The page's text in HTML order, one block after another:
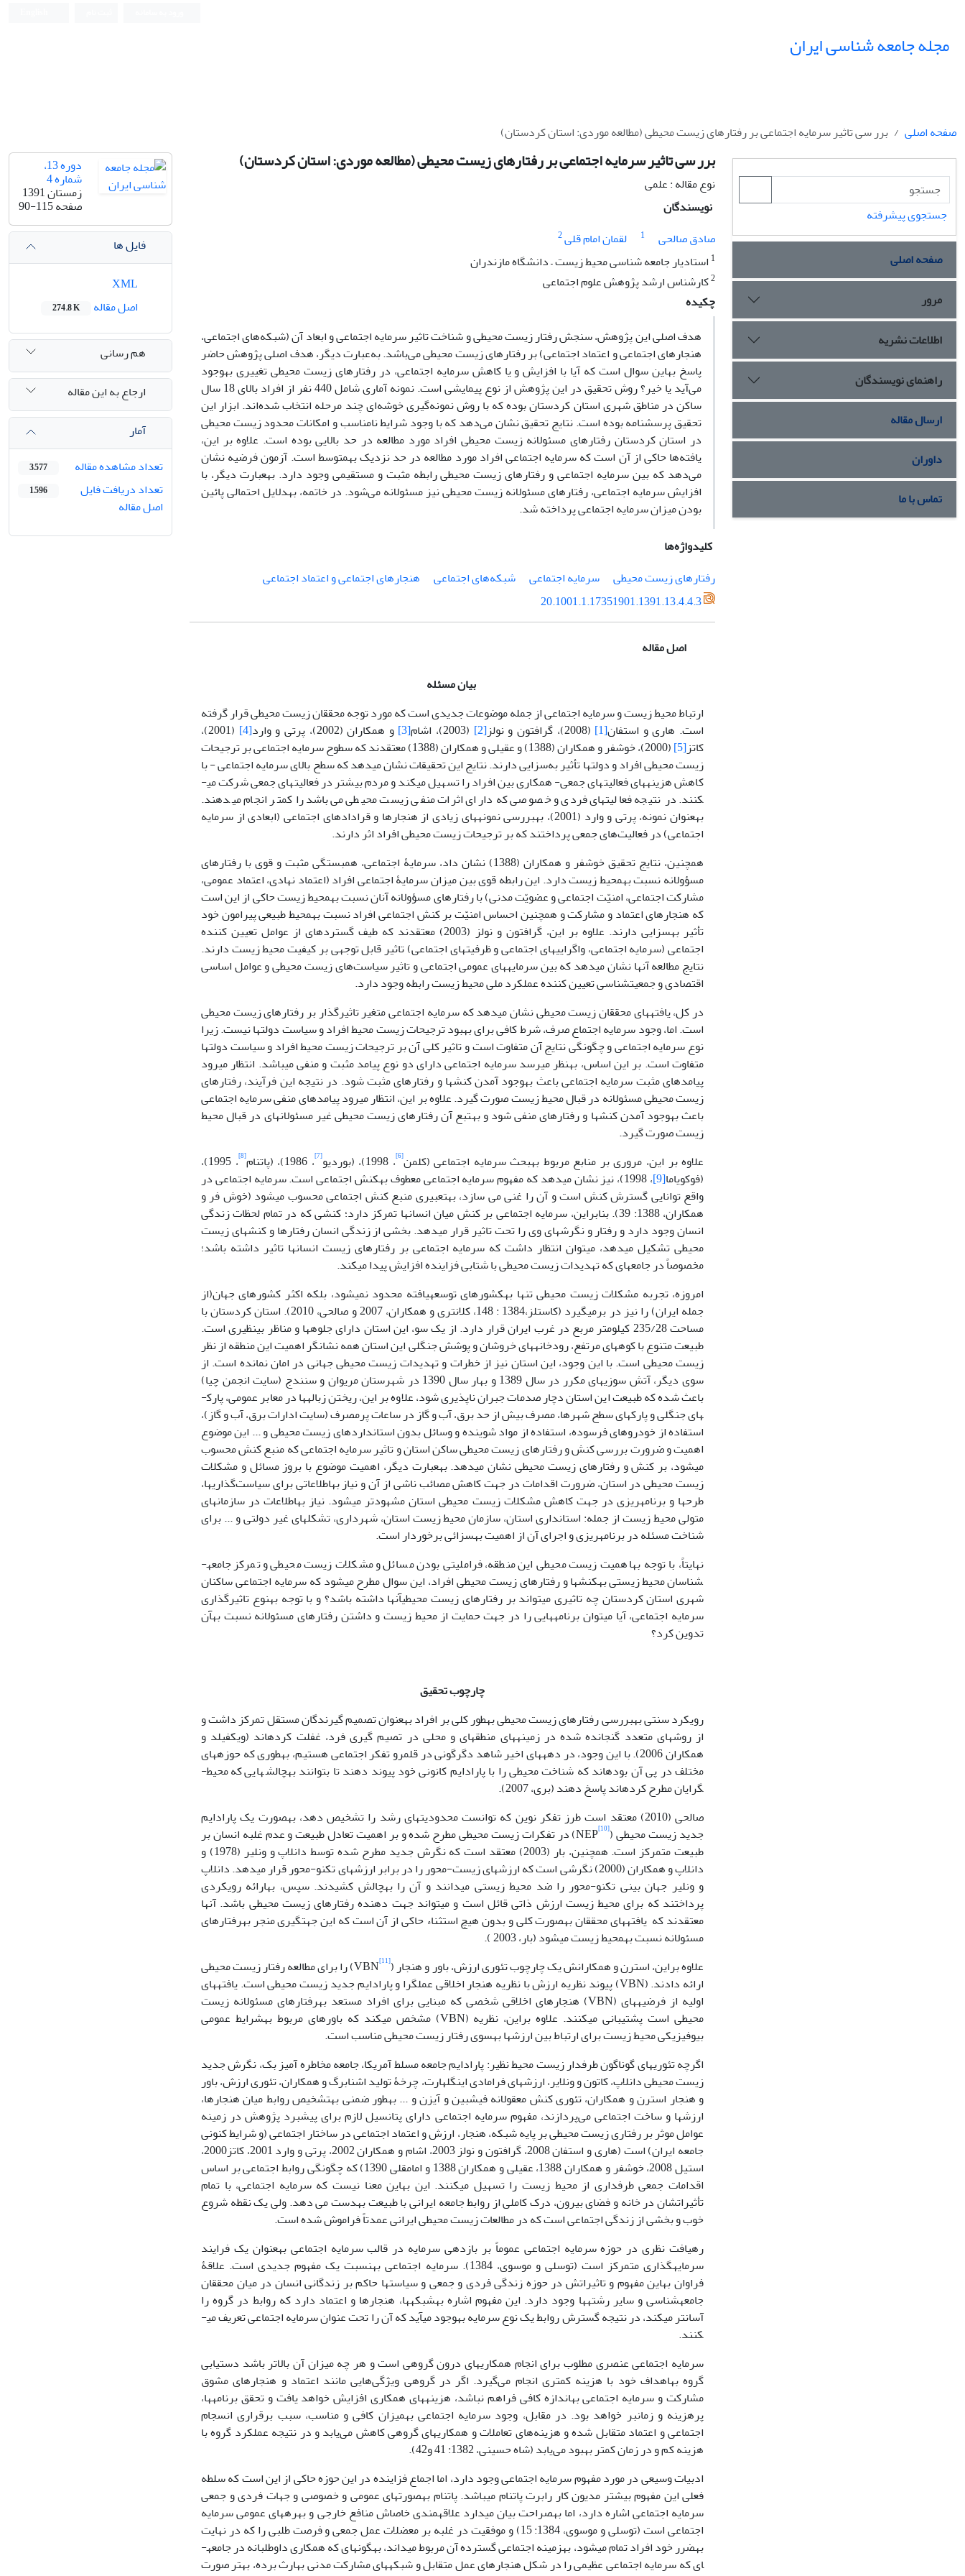
مجله جامعه شناسی ایران
صفحه اصلی برر سی تاثیر سرمایه اجتماعی بر رفتارهای زیست محیطی (مطالعه موردی: استان کردستان)
برر سی تاثیر سرمایه اجتماعی بر رفتارهای زیست محیطی (مطالعه موردی: استان کردستان)
نوع مقاله : علمی
نویسندگان
صادق صالحی
1 لقمان امام قلی2
1 استادیار جامعه شناسی محیط زیست – دانشگاه مازندران
2کارشناس ارشد پژوهش علوم اجتماعی
چکیده
هدف اصلی این پژوهش، سنجش رفتار زیست محیطی و شناخت تاثیر سرمایه اجتماعی و ابعاد آن (شبکه‌های اجتماعی،
هنجارهای اجتماعی و اعتماد اجتماعی) بر رفتارهای زیست محیطی می‌باشد. به‌عبارت دیگر، هدف اصلی پژوهش حاضر
پاسخ به‎این سوال است که آیا با افزایش و یا کاهش سرمایه اجتماعی، در رفتارهای زیست محیطی تغییری به‎وجود
می‌آید یا خیر؟ روش تحقیق در این پژوهش از نوع پیمایشی است. نمونه آماری شامل 440 نفر از افراد بالای 18 سال
ساکن در مناطق شهری استان کردستان بوده که با روش نمونه‌گیری خوشه‌ای چند مرحله انتخاب شده‌اند. ابزار این
تحقیق پرسش‎نامه بوده است. نتایج تحقیق نشان می‌دهد که با وجود شرایط نامناسب و امکانات محدود زیست محیطی
در استان کردستان رفتارهای مسئولانه زیست محیطی افراد مورد مطالعه در حد بالایی بوده‌ است. علاوه بر این،
یافته‌ها حاکی از آن است که سرمایه اجتماعی افراد مورد مطالعه در حد نزدیک به‎متوسط است. آزمون فرضیه نشان
می‌دهد که بین سرمایه اجتماعی و رفتارهای زیست محیطی رابطه مثبت و مستقیمی وجود دارد. به‎عبارت دیگر، با
افزایش سرمایه اجتماعی، رفتارهای مسئولانه زیست محیطی نیز مسئولانه می‌شود. در خاتمه، به‎دلایل احتمالی پائین
بودن میزان سرمایه اجتماعی پرداخته شد.
کلیدواژه‌ها
رفتارهای زیست محیطی
سرمایه اجتماعی شبکه‌های اجتماعی
هنجارهای اجتماعی و اعتماد اجتماعی
20.1001.1.17351901.1391.13.4.4.3
اصل مقاله
بیان مسئله
ارتباط محیط زیست و سرمایه اجتماعی از جمله موضوعات جدیدی است که مورد توجه محققان زیست محیطی قرار گرفته
است. هاری و استفان[1] (2008)، گرافتون و نولز [2] (2003)، اشام [3] و همکاران (2002)، پرتی و وارد [4]
(2001)،
کاتز[5]
(2000)، خوش­فر و همکاران (1388) و عقیلی و همکاران (1388) معتقدند که سطوح سرمایه اجتماعی بر ترجیحات
زیست محیطی افراد و دولت­ها تأثیر به‌سزایی دارند. نتایج این تحقیقات نشان می­دهد که سطح بالای سرمایه اجتماعی - با
کاهش هزینه‍های فعالیت­های جمعی- همکاری بین افراد را تسهیل می­کند و مردم بیشتر در فعالیت­های جمعی شرکت می­
کنند. در نتیجه فعالیت­های فردی و خصوصی که دارای اثرات منفی زیست محیطی می‌باشد را کمتر انجام می­دهند.
به‎عنوان نمونه، پرتی و وارد (2001)، به‎بررسی نمونه­های زیادی از هنجارها و قرادادهای اجتماعی (ابعادی از سرمایه
اجتماعی) در فعالیت‌های جمعی پرداختند که بر ترجیحات زیست محیطی افراد اثر دارند.
همچنین، نتایج تحقیق خوش­فر و همکاران (1388) نشان داد، سرمایۀ اجتماعی، همبستگی مثبت و قوی با رفتارهای
مسؤولانه نسبت به‎محیط زیست دارد. این رابطه قوی بین میزان سرمایۀ اجتماعی افراد (اعتماد نهادی، اعتماد عمومی،
مشارکت اجتماعی، امنیّت اجتماعی و عضویّت مدنی) با رفتارهای مسؤولانه آنان نسبت به‎محیط زیست حاکی از این است
که هنجارهای اعتماد و مشارکت و همچنین احساس امنیّت بر کنش اجتماعی افراد نسبت به‎محیط طبیعی پیرامون خود
تأثیر به‎سزایی دارند. علاوه بر این، گرافتون و نولز (2003) معتقدند که طیف گسترده­ای از عوامل تعیین کننده
اجتماعی (سرمایه اجتماعی، واگرایی­های اجتماعی و ظرفیت­های اجتماعی) تاثیر قابل توجهی بر کیفیت محیط زیست دارند.
نتایج مطالعه آن‎ها نشان می­دهد که بین سرمایه­های عمومی اجتماعی و تاثیر سیاست‌های زیست محیطی و عوامل اساسی
اقتصادی و جمعیت­شناسی تعیین کننده عملکرد ملی محیط زیست رابطه وجود دارد.
در کل، یافته­های محققان زیست محیطی نشان می­دهد که سرمایه اجتماعی متغیر تاثیرگذار بر رفتارهای زیست محیطی
است. اما، وجود سرمایه اجتماع صرف، شرط کافی برای بهبود ترجیحات زیست محیط افراد و سیاست دولت­ها نیست. زیرا
نوع سرمایه اجتماعی و چگونگی نتایج آن متفاوت است و تاثیر کلی آن بر ترجیحات زیست محیط افراد و سیاست دولت­ها
متفاوت است. بر این اساس، به‎نظر می­رسد سرمایه اجتماعی دارای دو نوع پیامد مثبت و منفی می­باشد. انتظار می­رود
پیامدهای مثبت سرمایه اجتماعی باعث به‎وجود آمدن کنش­ها و رفتارهای مثبت ­شود. در نتیجه این فرآیند، رفتارهای
زیست محیطی مسئولانه در قبال محیط زیست صورت گیرد. علاوه بر این، انتظار می­رود پیامدهای منفی سرمایه اجتماعی
باعث به­وجود آمدن کنش­ها و رفتارهای منفی ­شود و به‎تبع آن رفتارهای زیست محیطی غیر مسئولانه­ای در قبال محیط
زیست صورت گیرد.
علاوه بر این، مروری بر منابع مربوط به‎بحث سرمایه اجتماعی (کلمن
[6] ، 1998)، (بوردیو [7] ، 1986)، (پاتنام [8]
، 1995)،
(فوکویاما[9]
، 1998)، نیز نشان می­دهد که مفهوم سرمایه اجتماعی معطوف به‎کنش اجتماعی است. سرمایه اجتماعی در
واقع توانایی گسترش کنش است و آن را غنی می سازد، به‎تعبیری منبع کنش اجتماعی محسوب می­شود (خوش فر و
همکاران، 1388: 39). بنابراین، سرمایه اجتماعی بر کنش میان انسان­ها تمرکز دارد؛ کنشی که در تمام لحظات زندگی
انسان وجود دارد و رفتار و نگرش­های وی را تحت تاثیر قرار می­دهد. بخشی از زندگی انسان رفتارها و کنش­های زیست
محیطی تشکیل می­دهد، می­توان انتظار داشت که سرمایه اجتماعی بر رفتارهای زیست انسان­ها تاثیر داشته باشد؛
مخصوصاً در جامعه­ای که تهدیدات زیست محیطی با شتابی فزاینده افزایش پیدا می­کند.
امروزه، تجربه مشکلات زیست محیطی تنها به‎کشورهای توسعه­یافته محدود نمی­شود، بلکه اکثر کشورهای جهان(از
جمله ایران) را نیز در بر­می­گیرد (کاستلز،1384 : 148، کلانتری و همکاران، 2007 و صالحی، 2010). استان کردستان با
مساحت 235/28 کیلومتر مربع در غرب ایران قرار دارد. از یک سو، این استان دارای جلوه­ها و مناظر بی­نظیری است.
طبیعت متنوع با کوه­های مرتفع، رودخانه­های خروشان و پوشش جنگلی این استان همه نشانگر اهمیت این منطقه از نظر
زیست محیطی است. با این وجود، این استان نیز از خطرات و تهدیدات زیست محیطی جهانی در امان نمانده است. از
سوی دیگر، آتش سوزی­های مکرر در سال 1389 و بهار سال 1390 در شهرستان مریوان و سنندج (سایت انجمن چیا)
باعث شده که طبیعت این استان دچار صدمات جبران ناپذیری شود، علاوه بر این، ریختن زباله­ها در معابر عمومی، پارک­
های جنگلی و پارک­های سطح شهرها، مصرف بیش از حد برق، آب و گاز در ساعات پرمصرف (سایت ادارات برق، آب و گاز)،
استفاده از خودروهای فرسوده، استفاده از مواد شوینده و وسائل بدون استانداردهای زیست محیطی و ... این موضوع
اهمیت و ضرورت بررسی کنش و رفتارهای زیست محیطی ساکن استان و تاثیر سرمایه اجتماعی که منبع کنش محسوب
می­شود، بر کنش و رفتارهای زیست محیطی نشان می­دهد. به‎عبارت دیگر، اهمیت موضوع با بروز مسائل و مشکلات
زیست محیطی در استان، ضرورت اقدامات در جهت کاهش مصائب ناشی از آن و نیاز به‎اطلاعاتی برای سیاست‌گذاری­ها،
طرح­ها و برنامه­ریزی در جهت کاهش مشکلات زیست محیطی استان مشهود­تر می­شود. نیاز به‎اطلاعات در سازمان­های
متولی محیط زیست از جمله: استانداری استان، سازمان محیط زیست استان، شهرداری، تشکل­های غیر دولتی و ... برای
شناخت مسئله در برنامه­ریزی و اجرای آن از اهمیت به­سزائی برخوردار است.
نهایتاً، با توجه به‎اهمیت زیست محیطی این منطقه، فراملیتی بودن مسائل و مشکلات زیست محیطی و تمرکز جامعه­
شناسان محیط زیستی به‎کنش­ها و رفتارهای زیست محیطی افراد، این سوال مطرح می­شود که سرمایه اجتماعی ساکنان
شهری استان کردستان چه تاثیری می­تواند بر رفتارهای زیست محیطیآن‎ها داشته باشد؟ و با توجه به‎نوع تاثیرگذاری
سرمایه اجتماعی، آیا می­توان برنامه­هایی را در جهت حمایت از محیط زیست و داشتن رفتارهای مسئولانه نسبت به‎آن
تدوین کرد؟
چارچوب تحقیق
رویکرد سنتی به‎بررسی رفتارهای زیست محیطی به‎طور کلی بر افراد به‎عنوان تصمیم گیرندگان مستقل تمرکز داشت و
از روش­های متعدد گنجانده شده در زمینه­های منطقه­ای و محلی در تصیم گیری فرد، غفلت کرده­اند (ویکفیلد و
همکاران 2006). با این وجود، در دهه­های اخیر شاهد دگرگونی در قلمرو تفکر اجتماعی هستیم، به­طوری که حوزه­های
مختلف در پی آن بوده­اند که شناخت محیطی را با پارادایم کانونی خود پیوند دهند تا بتوانند به‎چالش­هایی که محیط­
گرایان مطرح کرده­اند پاسخ دهند (بری، 2007).
صالحی (2010) معتقد است طرز تفکر نوین که توانست محدودیت­های رشد را تشخیص دهد، به‎صورت یک پارادایم
جدید زیست محیطی (NEP[10]
) در تفکرات زیست محیطی مطرح شده و بر اهمیت تعادل طبیعت و عدم غلبه انسان بر
طبیعت متمرکز است. همچنین، بار (2003) معتقد است که نگرش­ جدید مطرح شده توسط دانلاپ و ون­لیر (1978) و
دانلاپ و همکاران (2000) نگرشی است که ارزش­های زیست-محور را در برابر ارزش­های تکنو-محور قرار می­دهد. دانلاپ
و ون­لیر جهان بینی تکنو-محور را ضد محیط زیستی می­دانند و آن را به‎چالش کشیدند. سپس، به‎ارائه رویکردی
پرداختند که برای محیط زیست ارزش ذاتی قائل است و می­تواند جهت دهنده رفتارهای زیست محیطی باشد. آن‎ها
معتقدند که یافته­های محققان به‎صورت کلی و بدون هیچ استثناء حاکی از آن است که این جهت­گیری منجر به‎رفتارهای
مسئولانه نسبت به‎محیط زیست می­شود (بار، 2003 ).
علاوه براین، استرن و همکارانش یک چارچوب تئوری ارزش، باور و هنجار ([11]
VBN) را برای مطالعه رفتار زیست محیطی
ارائه دادند. (VBN) پیوند نظریه ارزش با نظریه هنجار اخلاقی عمل­گرا و پارادایم جدید زیست محیطی است. یافته­های
اولیه از فرضیه­های (VBN) هنجارهای اخلاقی شخصی که مبنایی برای افراد مستعد به‎رفتارهای مسئولانه زیست
محیطی است پشتیبانی می­کنند. علاوه براین، نظریه (VBN) مشخص می­کند که باورهای مربوط به‎شرایط عمومی
بیوفیزیکی محیط زیست برای ارتباط بین ارزش­ها به‎سوی رفتار زیست محیطی مناسب است.
اگرچه تئوری­های گوناگون طرفدار زیست محیط نظیر: پارادایم جامعه مسلط آمریکا، جامعه مخاطره آمیز بک، نگرش جدید
زیست محیطی دانلاپ، کاتون و ون­لایر، ارزش­های فرامادی اینگلهارت، چرخۀ تولید اشنابرگ و همکاران، تئوری ارزش، باور
و هنجار استرن و همکاران، تئوری کنش معقولانه فیش­بین و آیزن و ... به‎طور ضمنی به‎تشخیص روابط میان هنجارها،
ارزش­ها و ساخت اجتماعی می‌پردازند، مفهوم سرمایه اجتماعی دارای پتانسیل لازم برای پیشبرد پژوهش در زمینه
عوامل موثر بر رفتاری زیست محیطی بر پایه شبکه­، هنجار، ارزش و اعتماد اجتماعی در ساختار اجتماعی (و شرایط کنونی
جامعه ایران) است (هاری و استفان 2008، گرافتون و نولز 2003، اشام و همکاران 2002، پرتی و وارد 2001، کاتز2000،
استیل 2008، خوش­فر و همکاران 1388، عقیلی و همکاران 1388 و امامقلی 1390) که چگونگی روابط اجتماعی بر اساس
اقدامات جمعی طرفداری از محیط زیست را تسهیل می­کنند. این به‎این معنا نیست که سرمایه اجتماعی، با تمام
تأثیراتشان در خانه و فضای بیرون، درک کاملی از روابط جامعه ایرانی با طبیعت به‎دست می دهد. ولی یک نقطه شروع
خوب و بخشی از زندگی اجتماعی است که در مطالعات زیست محیطی ایرانی عمدتاً فراموش شده است.
رهیافت نظری در حوزه سرمایه اجتماعی عموماً بر بازدهی سرمایه در قالب سرمایه اجتماعی به‎عنوان یک فرایند
سرمایه­گذاری متمرکز است (توسلی و موسوی، 1384). سرمایه اجتماعی به‎نسبت یک مفهوم جدیدی است. علاقۀ
فراوان به‎این مفهوم و تاثیراتش در حوزه زندگی فردی و جمعی و سیاست­ها حاکم بر زندگانی انسان در میان محققان
جامعه­شناسی و سایر رشته­ها وجود دارد. این مفهوم اشاره به‎شبکه­ها، هنجارها و اعتماد دارد که روابط در گروه را
آسانتر می­کند، در نتیجه گسترش روابط یک نوع سرمایه به‎وجود می­آید که آن را تحت عنوان سرمایه اجتماعی تعریف می­
کنند.
سرمایه اجتماعی عنصری مطلوب برای انجام همکاری­های درون گروهی است و هر چه میزان آن بالاتر باشد دستیابی
گروه به‎اهداف خود با هزینه کمتری انجام می‌گیرد. اگر در گروهی ویژگی‌هایی مانند اعتماد و هنجارهای مشوق
مشارکت و سرمایه اجتماعی به‎اندازه کافی فراهم نباشد، هزینه­های همکاری افزایش خواهد یافت و تحقق برنامه­ها،
پرهزینه و زمان­بر خواهد بود. در مقابل، وجود سرمایه اجتماعی به‎میزان کافی و مناسب، سبب برقراری انسجام
اجتماعی و اعتماد متقابل شده و هزینه‌های تعاملات و همکاری­های گروهی کاهش می‌یابد و در نتیجه عملکرد گروه با
هزینه کم و در زمان کمتر بهبود می‌یابد (شاه حسینی، 1382: 41 و42).
ادبیات وسیعی در مورد مفهوم سرمایه اجتماعی وجود دارد، اما اجماع فزاینده­ در این حوزه حاکی از این است که سلطه
فعلی این مفهوم بیشتر مدیون کار رابرت پاتنام می­باشد. پاتنام به‎صورت­های عمومی و خصوصی و جهات فردی و جمعی
سرمایه اجتماعی اشاره دارد، اما به‎صراحت بیان می­دارد علاقه­مندی خاص‎اش منافع خارجی و بهره­های عمومی سرمایه
اجتماعی است (توسلی و موسوی، 1384: 15) و موفقیت در غلبه بر معضلات عمل جمعی و فرصت طلبی را که در نهایت
به‎ضرر خود افراد تمام می­شود، به‎زمینه اجتماعی گسترده آن مربوط می­داند، به‎گونه­ای که همکاری داوطلبانه در جامعه­
ای که سرمایه اجتماعی عظیمی را در شکل هنجارهای عمل متقابل و شبکه­های مشارکت مدنی به‎ارث برده، بهتر صورت
دوره 13،
شماره 4
زمستان 1391
صفحه90-115
فایل ها
اصل مقاله
274.8 K
هم رسانی
ارجاع به این مقاله
آمار
تعداد مشاهده مقاله
3,577
تعداد دریافت فایل
اصل مقاله
1,596
جستجوی پیشرفته
صفحه اصلی
مرور
اطلاعات نشریه
راهنمای نویسندگان
ارسال مقاله
داوران
تماس با ما